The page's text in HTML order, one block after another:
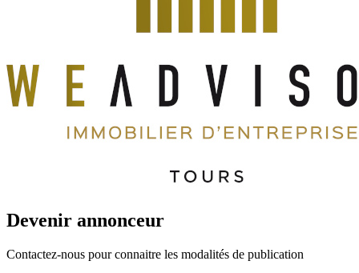
Devenir annonceur
Contactez-nous pour connaitre les modalités de publication